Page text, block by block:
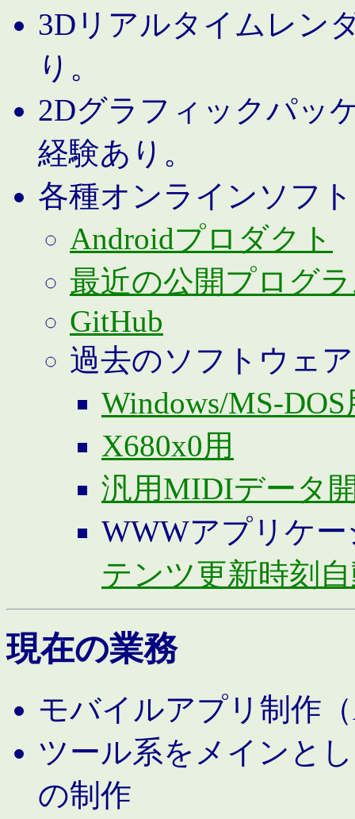
3Dリアルタイムレン
り。
2Dグラフィックパッ
経験あり。
各種オンラインソフ
Androidプロダクト
最近の公開プログ
GitHub
過去のソフトウェア
Windows/MS-DOS
X680x0用
汎用MIDIデータ
WWWアプリケ
テンツ更新時刻
現在の業務
モバイルアプリ制作
ツール系をメインと
の制作